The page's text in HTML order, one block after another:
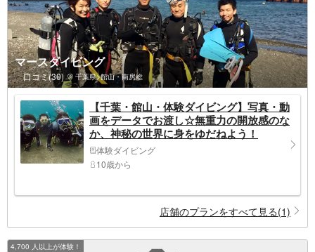
マースダイビング
口コミ(30) 千葉県>館山・南房総
【千葉・館山・体験ダイビング】写真・動
画をデータでお渡し☆無重力の開放感のな
か、神秘の世界に身をゆだねよう！
体験ダイビング
10歳から
店舗のプランをすべて見る(1)
4,700 人以上が体験！